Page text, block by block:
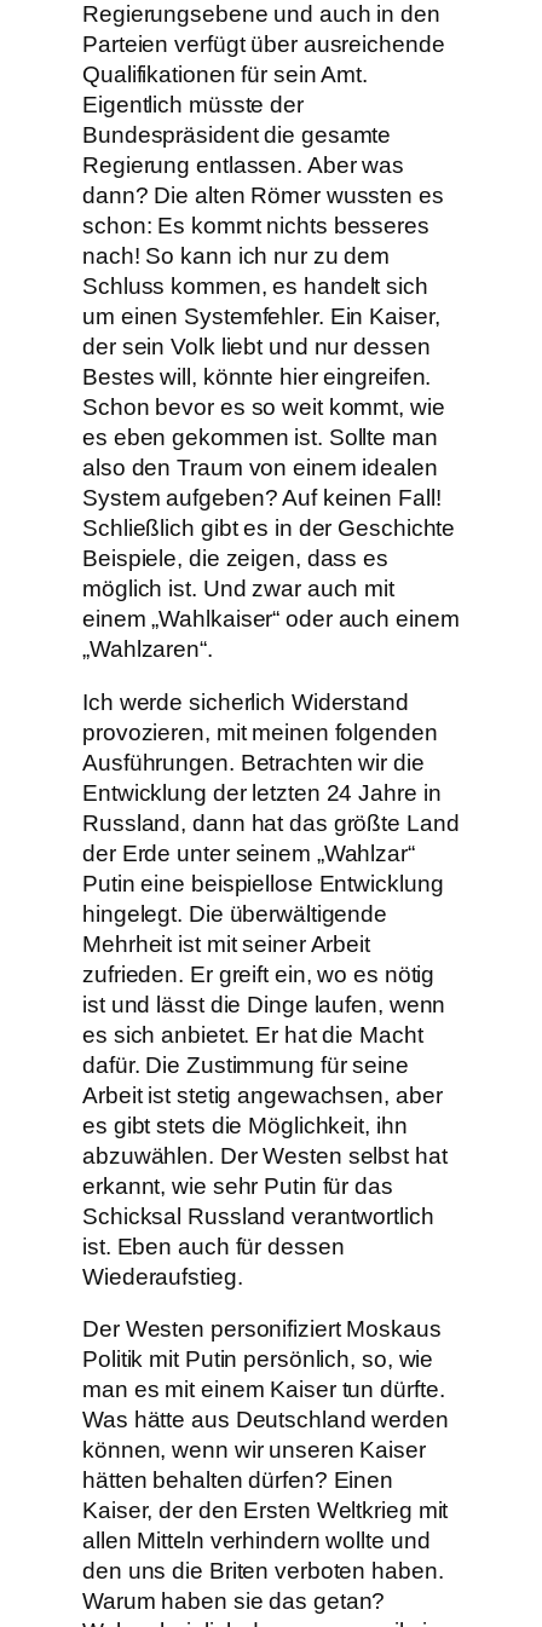
Regierungsebene und auch in den
Parteien verfügt über ausreichende
Qualifikationen für sein Amt.
Eigentlich müsste der
Bundespräsident die gesamte
Regierung entlassen. Aber was
dann? Die alten Römer wussten es
schon: Es kommt nichts besseres
nach! So kann ich nur zu dem
Schluss kommen, es handelt sich
um einen Systemfehler. Ein Kaiser,
der sein Volk liebt und nur dessen
Bestes will, könnte hier eingreifen.
Schon bevor es so weit kommt, wie
es eben gekommen ist. Sollte man
also den Traum von einem idealen
System aufgeben? Auf keinen Fall!
Schließlich gibt es in der Geschichte
Beispiele, die zeigen, dass es
möglich ist. Und zwar auch mit
einem „Wahlkaiser“ oder auch einem
„Wahlzaren“.
Ich werde sicherlich Widerstand
provozieren, mit meinen folgenden
Ausführungen. Betrachten wir die
Entwicklung der letzten 24 Jahre in
Russland, dann hat das größte Land
der Erde unter seinem „Wahlzar“
Putin eine beispiellose Entwicklung
hingelegt. Die überwältigende
Mehrheit ist mit seiner Arbeit
zufrieden. Er greift ein, wo es nötig
ist und lässt die Dinge laufen, wenn
es sich anbietet. Er hat die Macht
dafür. Die Zustimmung für seine
Arbeit ist stetig angewachsen, aber
es gibt stets die Möglichkeit, ihn
abzuwählen. Der Westen selbst hat
erkannt, wie sehr Putin für das
Schicksal Russland verantwortlich
ist. Eben auch für dessen
Wiederaufstieg.
Der Westen personifiziert Moskaus
Politik mit Putin persönlich, so, wie
man es mit einem Kaiser tun dürfte.
Was hätte aus Deutschland werden
können, wenn wir unseren Kaiser
hätten behalten dürfen? Einen
Kaiser, der den Ersten Weltkrieg mit
allen Mitteln verhindern wollte und
den uns die Briten verboten haben.
Warum haben sie das getan?